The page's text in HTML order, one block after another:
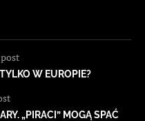
W EUROPIE?
„PIRACI” MOGĄ SPAĆ